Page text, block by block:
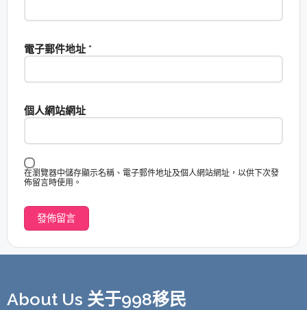
電子郵件地址 *
個人網站網址
在瀏覽器中儲存顯示名稱、電子郵件地址及個人網站網址，以供下次發
佈留言時使用。
About Us 关于998移民